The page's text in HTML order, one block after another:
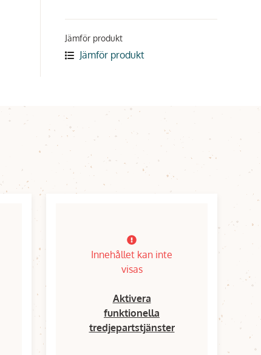
Jämför produkt
Jämför produkt
Innehållet kan inte
visas
Aktivera
funktionella
tredjepartstjänster